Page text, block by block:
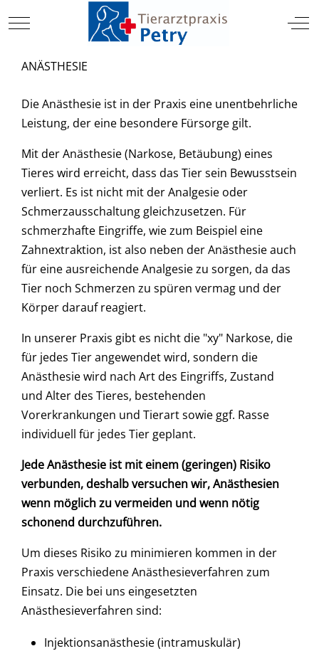
Mobile Menu Toggle
ANÄSTHESIE
Die Anästhesie ist in der Praxis eine unentbehrliche
Leistung, der eine besondere Fürsorge gilt.
Mit der Anästhesie (Narkose, Betäubung) eines
Tieres wird erreicht, dass das Tier sein Bewusstsein
verliert. Es ist nicht mit der Analgesie oder
Schmerzausschaltung gleichzusetzen. Für
schmerzhafte Eingriffe, wie zum Beispiel eine
Zahnextraktion, ist also neben der Anästhesie auch
für eine ausreichende Analgesie zu sorgen, da das
Tier noch Schmerzen zu spüren vermag und der
Körper darauf reagiert.
In unserer Praxis gibt es nicht die "xy" Narkose, die
für jedes Tier angewendet wird, sondern die
Anästhesie wird nach Art des Eingriffs, Zustand
und Alter des Tieres, bestehenden
Vorerkrankungen und Tierart sowie ggf. Rasse
individuell für jedes Tier geplant.
Jede Anästhesie ist mit einem (geringen) Risiko
verbunden, deshalb versuchen wir, Anästhesien
wenn möglich zu vermeiden und wenn nötig
schonend durchzuführen.
Um dieses Risiko zu minimieren kommen in der
Praxis verschiedene Anästhesieverfahren zum
Einsatz. Die bei uns eingesetzten
Anästhesieverfahren sind:
Injektionsanästhesie (intramuskulär)